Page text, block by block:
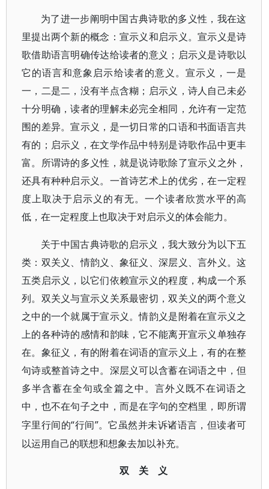
为了进一步阐明中国古典诗歌的多义性，我在这
里提出两个新的概念：宣示义和启示义。宣示义是诗
歌借助语言明确传达给读者的意义；启示义是诗歌以
它的语言和意象启示给读者的意义。宣示义，一是
一，二是二，没有半点含糊；启示义，诗人自己未必
十分明确，读者的理解未必完全相同，允许有一定范
围的差异。宣示义，是一切日常的口语和书面语言共
有的；启示义，在文学作品中特别是诗歌作品中更丰
富。所谓诗的多义性，就是说诗歌除了宣示义之外，
还具有种种启示义。一首诗艺术上的优劣，在一定程
度上取决于启示义的有无。一个读者欣赏水平的高
低，在一定程度上也取决于对启示义的体会能力。
关于中国古典诗歌的启示义，我大致分为以下五
类：双关义、情韵义、象征义、深层义、言外义。这
五类启示义，以它们依赖宣示义的程度，构成一个系
列。双关义与宣示义关系最密切，双关义的两个意义
之中的一个就属于宣示义。情韵义是附着在宣示义之
上的各种诗的感情和韵味，它不能离开宣示义单独存
在。象征义，有的附着在词语的宣示义上，有的在整
句诗或整首诗之中。深层义可以含蓄在词语之中，但
多半含蓄在全句或全篇之中。言外义既不在词语之
中，也不在句子之中，而是在字句的空档里，即所谓
字里行间的“行间”。它虽然并未诉诸语言，但读者可
以运用自己的联想和想象去加以补充。
双 关 义